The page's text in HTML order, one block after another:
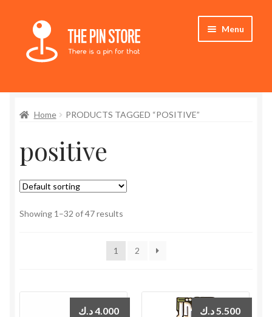
Skip
navigation
Skip
content
Menu
Store
My Account
Who We Are
Home PRODUCTS TAGGED “POSITIVE”
positive
Showing 1–32 of 47 results
1 2
4.000د.ك 5.500 د.ك